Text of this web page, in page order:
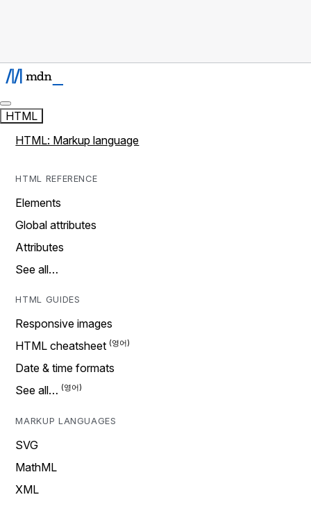
HTML
HTML: Markup language
HTML REFERENCE
Elements
Global attributes
Attributes
See all…
HTML GUIDES
Responsive images
HTML cheatsheet
Date & time formats
See all…
MARKUP LANGUAGES
SVG
MathML
XML